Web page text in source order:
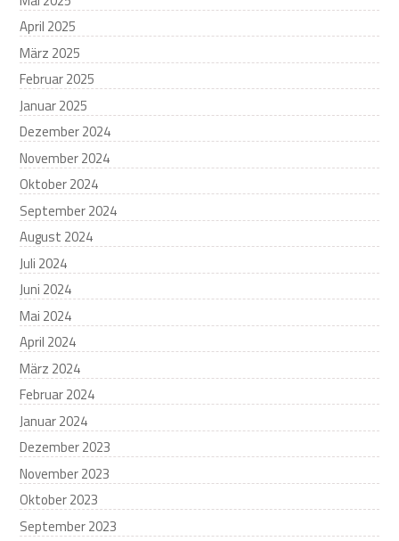
April 2025
März 2025
Februar 2025
Januar 2025
Dezember 2024
November 2024
Oktober 2024
September 2024
August 2024
Juli 2024
Juni 2024
Mai 2024
April 2024
März 2024
Februar 2024
Januar 2024
Dezember 2023
November 2023
Oktober 2023
September 2023